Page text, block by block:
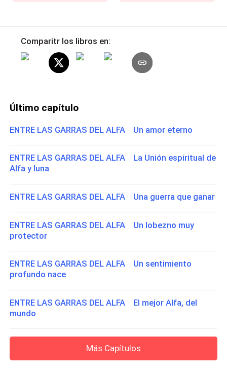
Comparitr los libros en:
Último capítulo
ENTRE LAS GARRAS DEL ALFA Un amor eterno
ENTRE LAS GARRAS DEL ALFA La Unión espiritual de
Alfa y luna
ENTRE LAS GARRAS DEL ALFA Una guerra que ganar
ENTRE LAS GARRAS DEL ALFA Un lobezno muy
protector
ENTRE LAS GARRAS DEL ALFA Un sentimiento
profundo nace
ENTRE LAS GARRAS DEL ALFA El mejor Alfa, del
mundo
Más Capítulos